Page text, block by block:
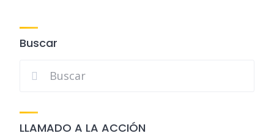
Buscar
LLAMADO A LA ACCIÓN